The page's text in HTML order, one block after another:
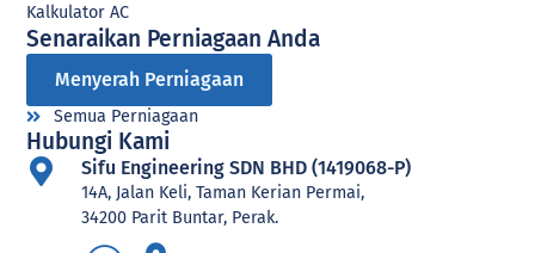
Kalkulator AC
Senaraikan Perniagaan Anda
Menyerah Perniagaan
Semua Perniagaan
Hubungi Kami
Sifu Engineering SDN BHD (1419068-P)
14A, Jalan Keli, Taman Kerian Permai,
34200 Parit Buntar, Perak.